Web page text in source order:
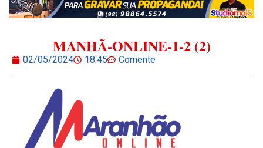
MANHÃ-ONLINE-1-2 (2)
02/05/2024 18:45 Comente